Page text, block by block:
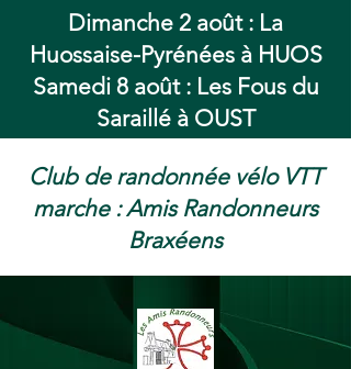
Club de randonnée vélo VTT
marche : Amis Randonneurs
Braxéens
Dimanche 2 août : La
Huossaise-Pyrénées à HUOS
Samedi 8 août : Les Fous du
Saraillé à OUST